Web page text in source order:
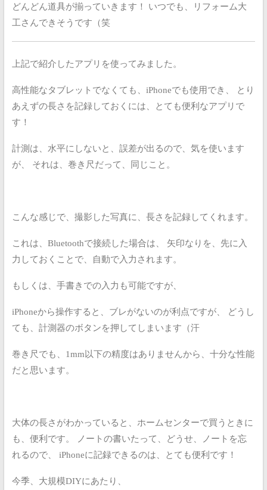
どんどん道具が揃っていきます！
いつでも、リフォーム大
工さんできそうです（笑
上記で紹介したアプリを使ってみました。
高性能なタブレットでなくても、iPhoneでも使用でき、
とり
あえずの長さを記録しておくには、とても便利なアプリで
す！
計測は、水平にしないと、誤差が出るので、気を使います
が、
それは、巻き尺だって、同じこと。
こんな感じで、撮影した写真に、長さを記録してくれます。
これは、Bluetoothで接続した場合は、
矢印なりを、先に入
力しておくことで、自動で入力されます。
もしくは、手書きでの入力も可能ですが、
iPhoneから操作すると、ブレがないのが利点ですが、
どうし
ても、計測器のボタンを押してしまいます（汗
巻き尺でも、1mm以下の精度はありませんから、十分な性能
だと思います。
大体の長さがわかっていると、ホームセンターで買うときに
も、便利です。
ノートの書いたって、どうせ、ノートを忘
れるので、
iPhoneに記録できるのは、とても便利です！
今季、大規模DIYにあたり、